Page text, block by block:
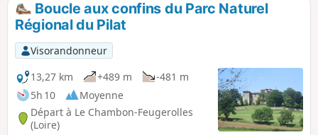
p
Boucle aux confins du Parc Naturel
Régional du Pilat
Visorandonneur
13,27 km
+489 m
-481 m
5h 10
Moyenne
Départ à Le Chambon-Feugerolles
(Loire)